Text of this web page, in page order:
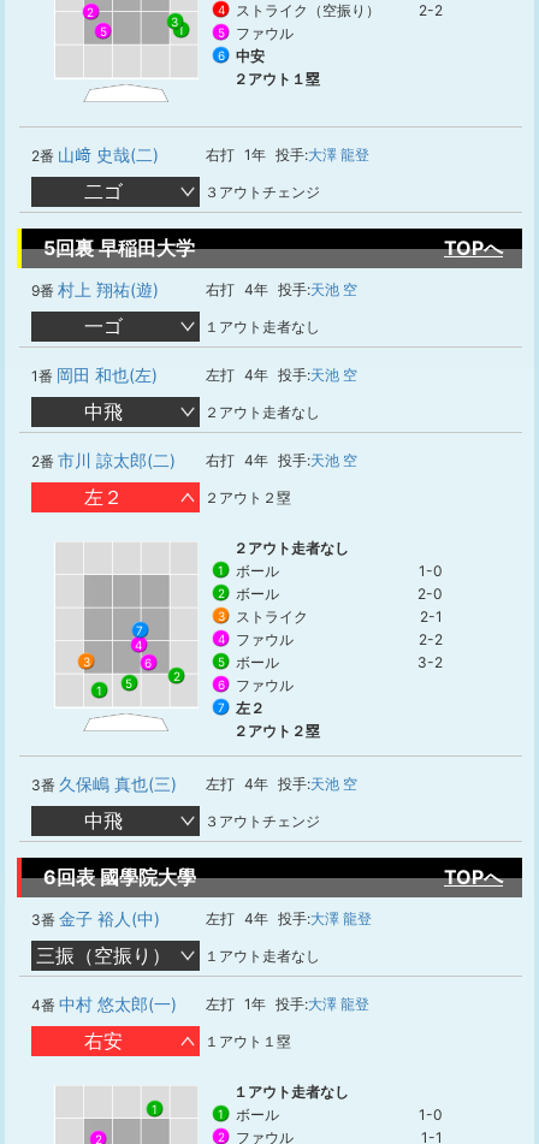
1
2
3
5
4 ストライク（空振り） 2-2
5 ファウル
6
中安
２アウト１塁
2番 山﨑 史哉(二) 右打 1年 投手:大澤 龍登
二ゴ ３アウトチェンジ
5回裏 早稲田大学 TOPへ
9番 村上 翔祐(遊) 右打 4年 投手:天池 空
一ゴ １アウト走者なし
1番 岡田 和也(左) 左打 4年 投手:天池 空
中飛 ２アウト走者なし
2番 市川 諒太郎(二) 右打 4年 投手:天池 空
左２ ２アウト２塁
1
2
3
4
5
6
7
２アウト走者なし
1 ボール 1-0
2 ボール 2-0
3 ストライク 2-1
4 ファウル 2-2
5 ボール 3-2
6 ファウル
7
左２
２アウト２塁
3番 久保嶋 真也(三) 左打 4年 投手:天池 空
中飛 ３アウトチェンジ
6回表 國學院大學 TOPへ
3番 金子 裕人(中) 左打 4年 投手:大澤 龍登
三振（空振り） １アウト走者なし
4番 中村 悠太郎(一) 左打 1年 投手:大澤 龍登
右安 １アウト１塁
1
2
１アウト走者なし
1 ボール 1-0
2 ファウル 1-1